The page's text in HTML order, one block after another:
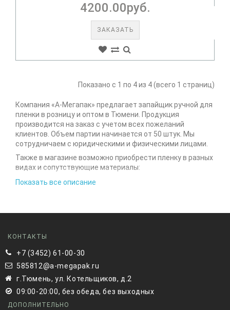
4200.00руб.
ЗАКАЗАТЬ
Показано с 1 по 4 из 4 (всего 1 страниц)
Компания «А-Мегапак» предлагает запайщик ручной для
пленки в розницу и оптом в Тюмени. Продукция
производится на заказ с учетом всех пожеланий
клиентов. Объем партии начинается от 50 штук. Мы
сотрудничаем с юридическими и физическими лицами.
Также в магазине возможно приобрести пленкув разных
видах и сопутствующие материалы:
Рукав полиэтиленовый ПВД;
для документов, картонная упаковка с ручками,
незаменимый инструмент для эффективной упаковки
товаров, который используется в различных сферах
бизнеса. В интернет-магазине А Мегапак в Тюмени вы
можете приобрести качественный ручной запайщик,
Показать все описание
КОНТАКТЫ
+7 (3452) 61-00-30
585812@a-megapak.ru
г.Тюмень, ул. Котельщиков, д.2
09:00-20:00, без обеда, без выходных
ДОПОЛНИТЕЛЬНО